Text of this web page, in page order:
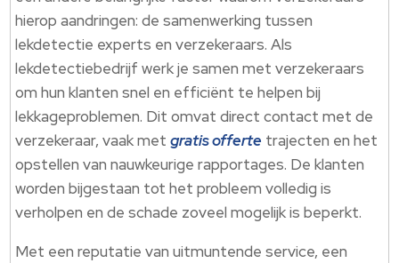
hierop aandringen: de samenwerking tussen
lekdetectie experts en verzekeraars. Als
lekdetectiebedrijf werk je samen met verzekeraars
om hun klanten snel en efficiënt te helpen bij
lekkageproblemen. Dit omvat direct contact met de
verzekeraar, vaak metgratis offerte trajecten en het
opstellen van nauwkeurige rapportages. De klanten
worden bijgestaan tot het probleem volledig is
verholpen en de schade zoveel mogelijk is beperkt.
Met een reputatie van uitmuntende service, een